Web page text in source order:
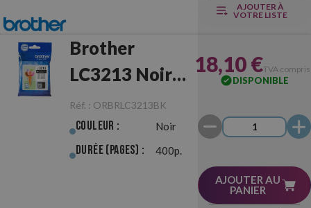
AJOUTER À
VOTRE LISTE
Brother
LC3213 Noir
Originale
Réf. : ORBRLC3213BK
Couleur : Noir
Durée (pages) : 400p.
18,10 €TVA
DISPONIBLE
AJOUTER AU
PANIER